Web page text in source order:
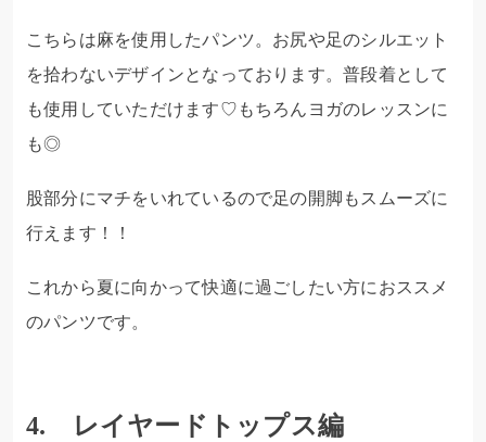
こちらは麻を使用したパンツ。お尻や足のシルエット
を拾わないデザインとなっております。普段着として
も使用していただけます♡もちろんヨガのレッスンに
も◎
股部分にマチをいれているので足の開脚もスムーズに
行えます！！
これから夏に向かって快適に過ごしたい方におススメ
のパンツです。
4. レイヤードトップス編